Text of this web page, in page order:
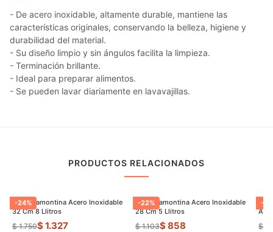
- De acero inoxidable, altamente durable, mantiene las
características originales, conservando la belleza, higiene y
durabilidad del material.
- Su diseño limpio y sin ángulos facilita la limpieza.
- Terminación brillante.
- Ideal para preparar alimentos.
- Se pueden lavar diariamente en lavavajillas.
PRODUCTOS RELACIONADOS
-24%
Bowl Tramontina Acero Inoxidable
32 Cm 8 Llitros
$ 1.750$ 1.327
-22%
Bowl Tramontina Acero Inoxidable
28 Cm 5 Llitros
$ 1.103$ 858
-
$